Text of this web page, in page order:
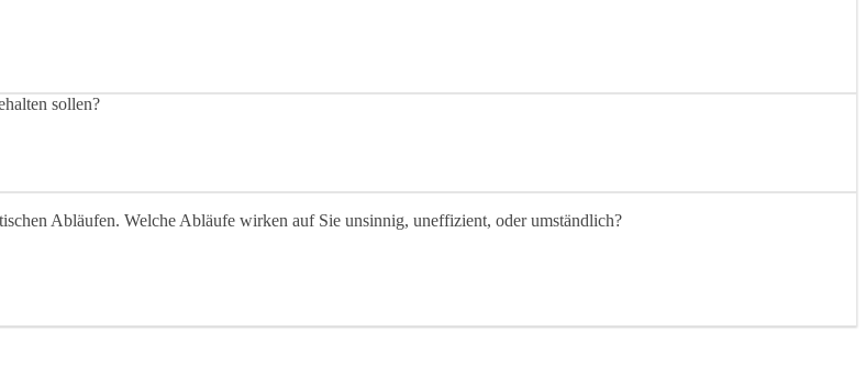
sollen?
Abläufen. Welche Abläufe wirken auf Sie unsinnig, uneffizient, oder umständlich?